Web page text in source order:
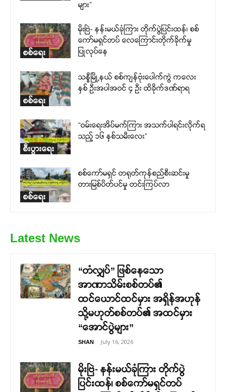
များ”
စစ်ရေး
မိုးဗြဲ- နန်းမယ်ခုံကြား တိုက်ပွဲပြင်းထန်၊ စစ်
ကော်မရှင်တပ် လေကြောင်းတိုက်ခိုက်မှု
ပြုလုပ်နေ
စစ်ရေး
သန္နီမြို့နယ် စစ်ကျန်ဗုံးပေါက်ကွဲ ကလေး
နှစ် ဦးအပါအဝင် ၄ ဦး ထိခိုက်ဒဏ်ရာရ
စီးပွားရေး
“ဝမ်းရေးအိပ်မက်ကြား အသက်ပါရင်းလိုက်ရ
သည့် ၁၆ နှစ်သမီးလေး”
စစ်ရေး
စစ်ကော်မရှင် တရုတ်ကုန်စည်စီးဆင်းမှု
တားမြစ်ပိတ်ပင်မှု တင်းကြပ်လာ
Latest News
“တံလျှပ်” ဖြစ်နေသော
အာဏာသိမ်းစစ်တပ်၏
ထင်ယောင်ထင်မှား အရှိန်အဟုန်
သို့မဟုတ်စစ်တပ်၏ အထင်မှား
“အောင်ပွဲများ”
SHAN - July 16, 2026
မိုးဗြဲ- နန်းမယ်ခုံကြား တိုက်ပွဲ
ပြင်းထန်၊ စစ်ကော်မရှင်တပ်